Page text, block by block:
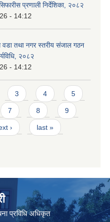
प्रणाली निर्देशिका, २०८२
- 14:12
वडा तथा नगर स्तरीय संजाल गठन
२०८२
- 14:12
3 4 5
7 8 9
› last »
प्रविधि अधिकृत